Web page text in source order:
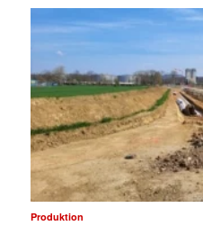
Produktion